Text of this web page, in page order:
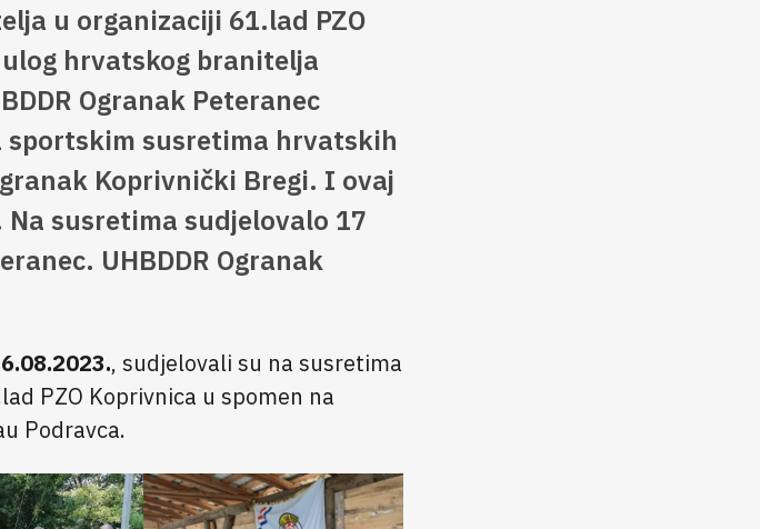
u organizaciji 61.lad PZO
hrvatskog branitelja
Ogranak Peteranec
susretima hrvatskih
Koprivnički Bregi. I ovaj
susretima sudjelovalo 17
UHBDDR Ogranak
, sudjelovali su na susretima
PZO Koprivnica u spomen na
Podravca.